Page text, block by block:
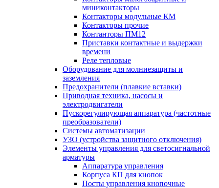
миниконтакторы
Контакторы модульные КМ
Контакторы прочие
Контанторы ПМ12
Приставки контактные и выдержки
времени
Реле тепловые
Оборудование для молниезащиты и
заземления
Предохранители (плавкие вставки)
Приводная техника, насосы и
электродвигатели
Пускорегулирующая аппаратура (частотные
преобразователи)
Системы автоматизации
УЗО (устройства защитного отключения)
Элементы управления для светосигнальной
арматуры
Аппаратура управления
Корпуса КП для кнопок
Посты управления кнопочные